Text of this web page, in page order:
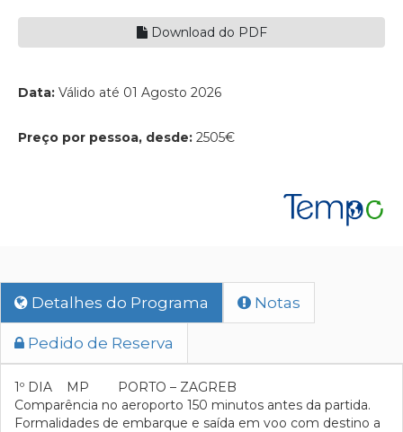
Download do PDF
Data: Válido até 01 Agosto 2026
Preço por pessoa, desde: 2505€
Detalhes do Programa Notas
Pedido de Reserva
1º DIA MP PORTO – ZAGREB
Comparência no aeroporto 150 minutos antes da partida.
Formalidades de embarque e saída em voo com destino a